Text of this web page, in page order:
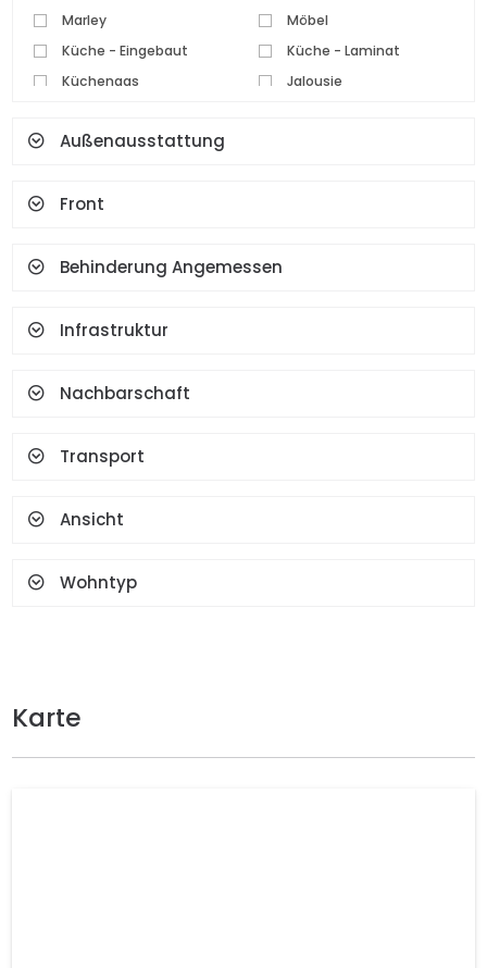
Marley
Möbel
Küche - Eingebaut
Küche - Laminat
Küchengas
Jalousie
Keramikboden
Kamin
Gesichtserkennung Und
Außenausstattung
Front
Behinderung Angemessen
Infrastruktur
Nachbarschaft
Transport
Ansicht
Wohntyp
Karte